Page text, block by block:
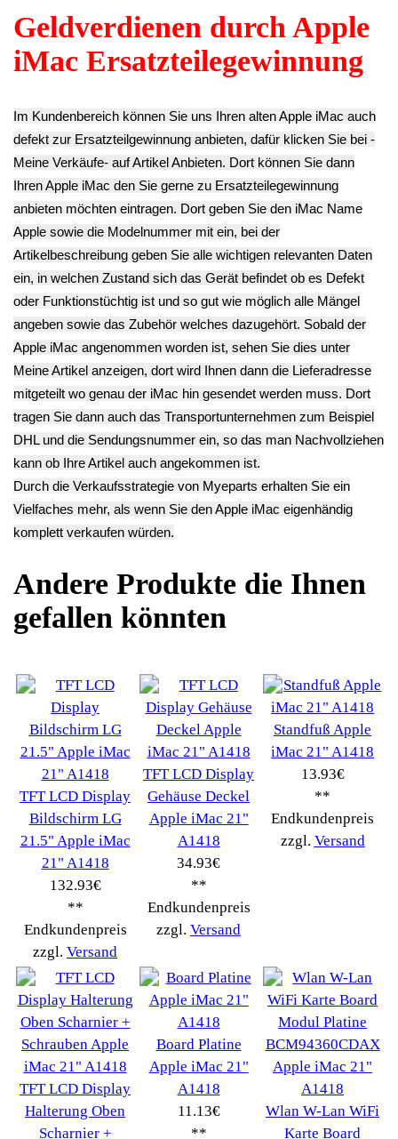
Halterung Oben
Schrauben Apple
iMac 21" A1418
**
Endkundenpreis
Board Platine
11.13€
Endkundenpreis
zzgl.Versand
Wlan W-Lan WiFi
Modul Platine
BCM94360CDAX
A1418
34.93€
Endkundenpreis
zzgl.Versand
CPU Prozessor
Kühler
Kühlkörper Apple
11.13€
**
zzgl.Versand
BASS Subwoofer
BOX Lautsprecher
iMac 21" A1418
10.43€
Endkundenpreis
zzgl.Versand
BASS Subwoofer
BOX Lautsprecher
iMac 21" A1418
10.43€
Endkundenpreis
zzgl.Versand
Deutsch / English
Ersatzteile suchen?
finden.
erweiterte Suche
Kategorien
Schnäppchen(16)
Kaffeevollautomat->(54295)
Drucker Kopierer(1096)
Elektroartikel->(5309)
PC Computer->(2543)
Acer->(27)
Apple->(167)
Mac Pro(49)
Power Mac G4(31)
ASRock->(11)
Buffalo(12)
Dell->(318)
Diverses
Externe Festplatten(14)
Festplatten(176)
Fujitsu Siemens->
(366)
Grafikkarten(136)
Hewlett Packard->(363)
Lancom->(18)
Mainboards(27)
Medion PC(22)
RAM Speicher (66)